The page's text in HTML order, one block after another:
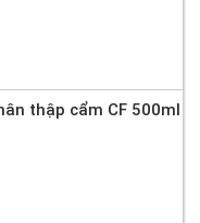
thập cẩm CF 500ml